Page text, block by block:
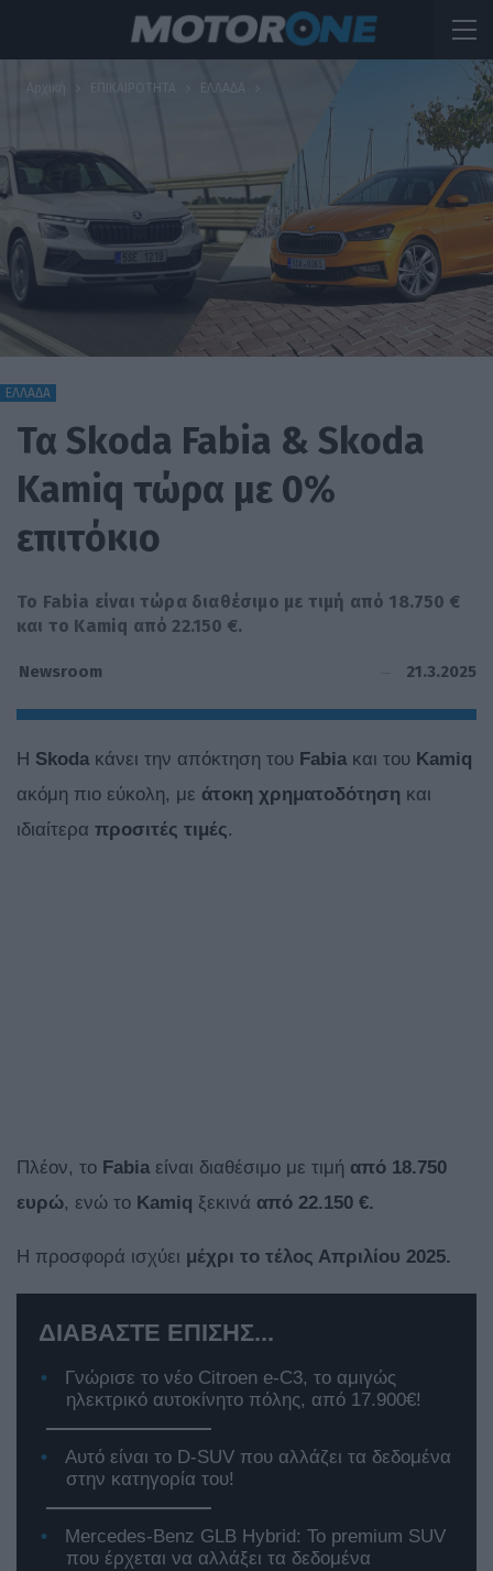
Αρχική ΕΠΙΚΑΙΡΟΤΗΤΑ ΕΛΛΑΔΑ
ΕΛΛΑΔΑ
Τα Skoda Fabia & Skoda
Kamiq τώρα με 0%
επιτόκιο
Το Fabia είναι τώρα διαθέσιμο με τιμή από 18.750 €
και το Kamiq από 22.150 €.
Newsroom 21.3.2025
Η Skodaκάνει την απόκτηση του Fabiaκαι του Kamiq
ακόμη πιο εύκολη, με άτοκη χρηματοδότηση και
ιδιαίτερα προσιτές τιμές.
Πλέον, το Fabiaείναι διαθέσιμο με τιμή από 18.750
ευρώ, ενώ το Kamiq ξεκινά από 22.150 €.
Η προσφορά ισχύει μέχρι το τέλος Απριλίου 2025.
ΔΙΑΒΑΣΤΕ ΕΠΙΣΗΣ...
Γνώρισε το νέο Citroen e-C3, το αμιγώς
ηλεκτρικό αυτοκίνητο πόλης, από 17.900€!
Αυτό είναι το D-SUV που αλλάζει τα δεδομένα
στην κατηγορία του!
Mercedes-Benz GLB Hybrid: Το premium SUV
που έρχεται να αλλάξει τα δεδομένα